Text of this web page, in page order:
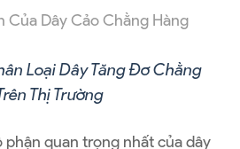
Của Dây Cảo Chằng Hàng
Loại Dây Tăng Đơ Chằng
Thị Trường
quan trọng nhất của dây